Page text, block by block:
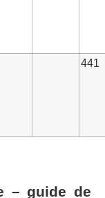
441
– guide de